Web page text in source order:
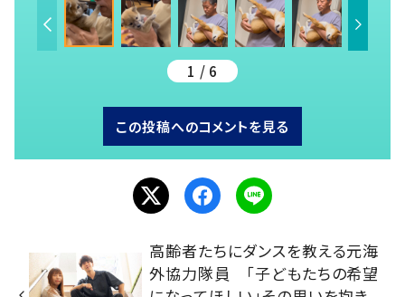
1 / 6
この投稿へのコメントを見る
高齢者たちにダンスを教える元海
外協力隊員 「子どもたちの希望